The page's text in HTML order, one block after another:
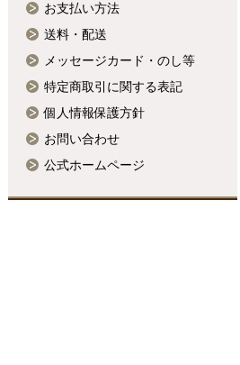
お支払い方法
送料・配送
メッセージカード・のし等
特定商取引に関する表記
個人情報保護方針
お問い合わせ
公式ホームページ